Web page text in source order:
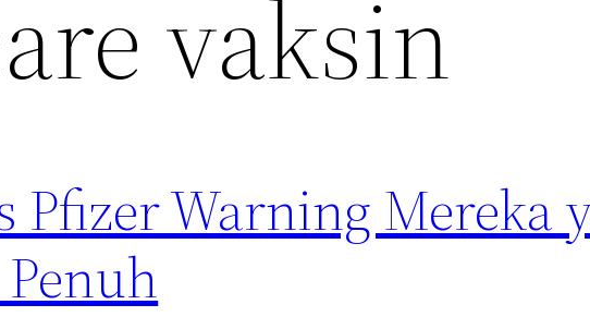
vaksin
Pfizer Warning Mereka